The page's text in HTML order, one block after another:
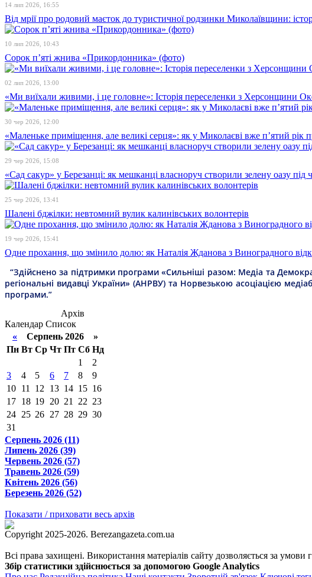
14 лип 2026, 16:55
Від мрії про родовий маєток до туристичної родзинки Миколаївщини:
10 лип 2026, 10:43
Сорок п’яті жнива «Прикордонника» (фото)
02 лип 2026, 13:00
«Ми виїхали живими, і це головне»: Історія переселенки з Херсонщини
30 чер 2026, 12:00
«Маленьке приміщення, але великі серця»: як у Миколаєві вже п’ятий рік
29 чер 2026, 15:08
«Сад сакур» у Березанці: як мешканці власноруч створили зелену оазу під
25 чер 2026, 13:41
Шалені бджілки: невтомний вулик калинівських волонтерів
19 чер 2026, 15:41
Одне прохання, що змінило долю: як Наталія Жданова з Виноградного
“Здійснено за підтримки програми «Сильніші разом: Медіа та
регіональні видавці України» (АНРВУ) та Норвезькою асоціацією
програми.”
Архів
Календар Список
« Серпень 2026 »
Пн Вт Ср Чт Пт Сб Нд
1
2
3
4 5 6 7 8
9
10 11 12 13 14 15 16
17 18 19 20 21 22 23
24 25 26 27 28 29 30
31
Серпень 2026 (11)
Липень 2026 (39)
Червень 2026 (57)
Травень 2026 (59)
Квітень 2026 (56)
Березень 2026 (52)
Показати / приховати весь архів
Copyright 2025-2026. Berezangazeta.com.ua
Всі права захищені. Використання матеріалів сайту дозволяється за
Збір статистики здійснюється за допомогою Google Analytics